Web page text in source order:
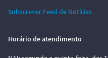
Subscrever Feed de Notícias
Horário de atendimento